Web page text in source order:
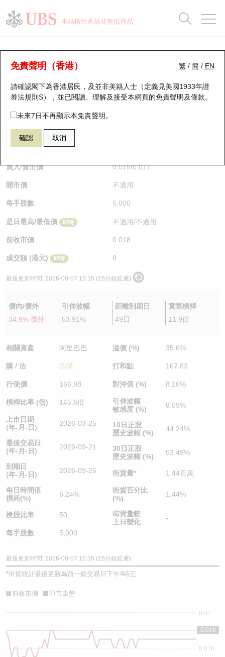
本結構性產品並無抵押品
繁 / 簡 / EN
免責聲明（香港）
請確認閣下為香港居民，及並非美籍人士（定義見美國1933年證
券法規則S），並已閱讀、理解及接受本網頁的免責聲明及條款。
未來7日不再顯示本免責聲明。
確認 取消
認股證分析儀
表現 街貨統計 比較
27403 瑞銀認購 9988 阿里巴巴
$0.017 0.001
買入/賣出價 0.015/0.017
開市價 不適用
每手股數 5,000
是日最高/最低價 即時 不適用/不適用
前收市價 0.018
成交額 (港元) 即時 0
最後更新時間: 2026-08-07 16:35 (15分鐘延遲)
價內/價外
34.9% 價外
引伸波幅
53.91%
距離到期日
49日
實際槓桿
11.9倍
相關資產 阿里巴巴
購 / 沽 認購
行使價 166.98
槓桿比率 (倍) 145.6倍
上市日期
(年-月-日)
2026-03-25
最後交易日
(年-月-日)
2026-09-21
到期日
(年-月-日)
2026-09-25
每日時間值
損耗(%)
6.24%
換股比率 50
每手股數 5,000
溢價 (%) 35.6%
打和點 167.83
對沖值 (%) 8.16%
引伸波幅
敏感度 (%)
8.09%
10日正股
歷史波幅 (%)
44.24%
30日正股
歷史波幅 (%)
53.49%
街貨量* 1.44百萬
街貨百分比
(%)
1.44%
街貨量較
上日變化
-
最後更新時間: 2026-08-07 16:35 (15分鐘延遲)
*街貨統計最後更新為前一個交易日下午4時正
前收市價 即市走勢
0.016
0.018
0.02
0.018
瑞銀認股證一覽
新發行瑞銀認股證
即將到期認股證
認股證到期結算價查詢
認股證分析儀
認股證速算機
認股證/牛熊證日誌
認股證文件及公告
街貨統計
比較
牛熊全景快搜
牛熊證搜尋
牛熊證街貨分佈圖
正股牛熊證列表
新發行瑞銀牛熊證
已收回牛熊證剩餘價值
牛熊證到期結算價查詢
牛熊證分析儀
街貨統計
比較
十大升幅/跌幅
十大認股證成交分佈
十天股證佔大市成交
資金流
街貨統計
三十大平均引伸波幅
正股分析儀
二十大活躍股份
恒指成份股
國指成份股
科指成份股
相關資產沽空
中資ETFs溢價比較
AH 股價對照
持股比重
顯示所有持股比重
每月輪證大市專題
輪證專欄
講座及教育短片
認股證投資者教育
牛熊證投資者教育
認股證牛熊證常問問題